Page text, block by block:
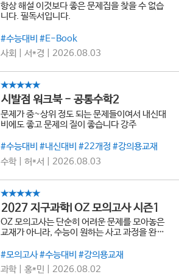
항상 해설 이것보다 좋은 문제집을 찾을 수 없습
니다. 필독서입니다.
#수능대비 #E-Book
사회 | 서*경 | 2026.08.03
★★★★★
시발점 워크북 - 공통수학2
문제가 중~상위 정도 되는 문제들이여서 내신대
비에도 좋고 문제의 질이 좋습니다 강주
#수능대비 #내신대비 #22개정 #강의용교재
수학 | 허*서 | 2026.08.03
★★★★★
2027 지구과학I OZ 모의고사 시즌1
OZ 모의고사는 단순히 어려운 문제를 모아놓은
교재가 아니라, 수능이 원하는 사고 과정을 완벽
를 바라보는 관점 자체가 달라지고, 이전에는 감
으로 풀던 문제도 근거를 가지고 해결하게 됩니
다. 지구과학 모의고사의 새로운 기준이라고 해도
#모의고사 #수능대비 #강의용교재
과학 | 홍*민 | 2026.08.02